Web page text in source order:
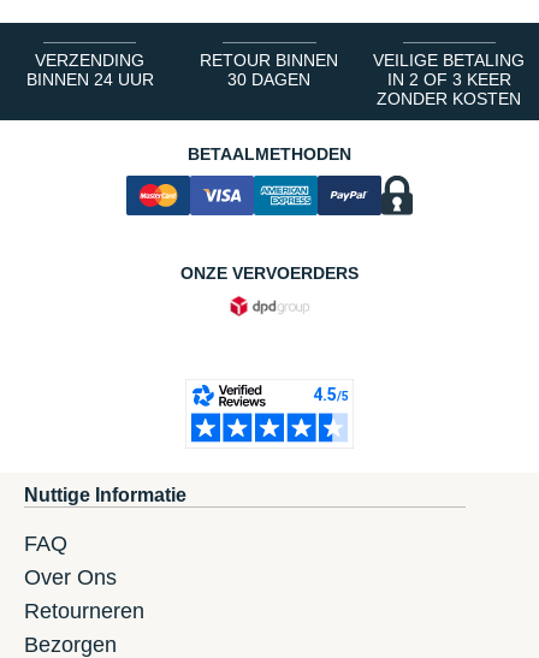
VERZENDING
BINNEN 24 UUR
RETOUR BINNEN
30 DAGEN
VEILIGE BETALING
IN 2 OF 3 KEER
ZONDER KOSTEN
BETAALMETHODEN
ONZE VERVOERDERS
Nuttige Informatie
FAQ
Over Ons
Retourneren
Bezorgen